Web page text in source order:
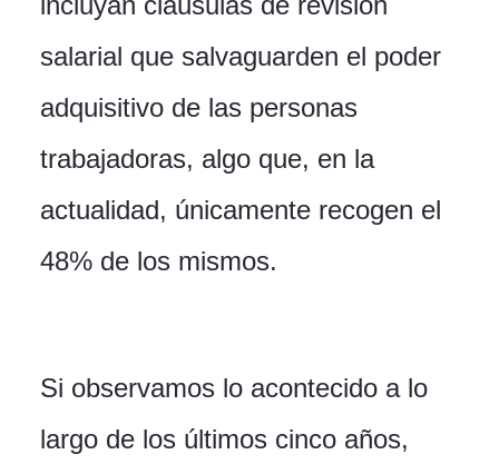
salarial que salvaguarden el poder
adquisitivo de las personas
trabajadoras, algo que, en la
actualidad, únicamente recogen el
48% de los mismos.
Si observamos lo acontecido a lo
largo de los últimos cinco años,